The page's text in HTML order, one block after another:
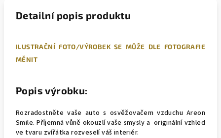
Detailní popis produktu
ILUSTRAČNÍ FOTO/VÝROBEK SE MŮŽE DLE FOTOGRAFIE
MĚNIT
Popis výrobku:
Rozradostněte vaše auto s osvěžovačem vzduchu Areon
Smile. Příjemná vůně okouzlí vaše smysly a originální vzhled
ve tvaru zvířátka rozveselí váš interiér.